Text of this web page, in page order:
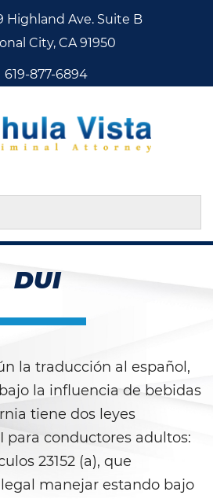
Highland Ave. Suite B
City, CA 91950
619-877-6894
que Causa Lesiones
Graves
con Arma Mortal
DUI
la traducción al español,
la influencia de bebidas
tiene dos leyes
para conductores adultos:
23152 (a), que
manejar estando bajo